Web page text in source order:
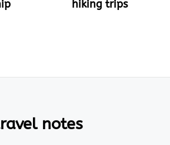
hiking trips
notes